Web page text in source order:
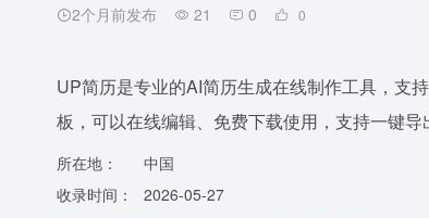
2个月前发布 21 0 0
UP简历是专业的AI简历生成在线制作工具，支
板，可以在线编辑、免费下载使用，支持一键
所在地：
中国
收录时间：
2026-05-27